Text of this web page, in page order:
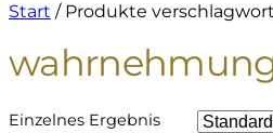
Start / Produkte
Einzelnes Ergebnis